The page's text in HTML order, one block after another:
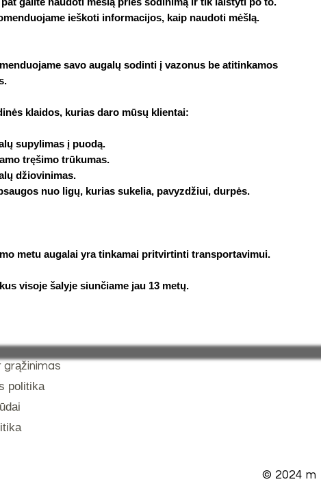
ieškoti informacijos, kaip naudoti mėšlą.
savo augalų sodinti į vazonus be atitinkamos
klaidos, kurias daro mūsų klientai:
supylimas į puodą.
tręšimo trūkumas.
džiovinimas.
nuo ligų, kurias sukelia, pavyzdžiui, durpės.
metu augalai yra tinkamai pritvirtinti transportavimui.
visoje šalyje siunčiame jau 13 metų.
grąžinimas
politika
© 2024 m